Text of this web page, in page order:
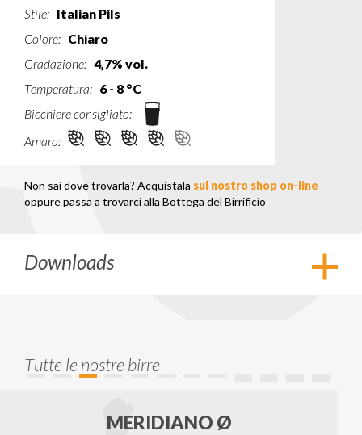
Stile: Italian Pils
Colore: Chiaro
Gradazione: 4,7% vol.
Temperatura: 6 - 8 °C
Bicchiere consigliato:
Amaro:
Non sai dove trovarla? Acquistala sul nostro shop on-line
oppure passa a trovarci alla Bottega del Birrificio
Downloads
Apri
Tutte le nostre birre
MERIDIANO Ø